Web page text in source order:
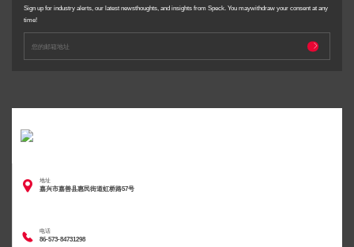
Sign up for industry alerts, our latest newsthoughts, and insights from Speck. You maywithdraw your consent at any
time!

 地址
嘉兴市嘉善县惠民街道虹桥路57号
 电话
86-573-84731298